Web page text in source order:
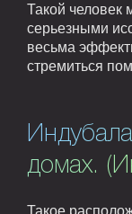
Такой человек
серьезными
весьма
стремиться
домах.
Такое